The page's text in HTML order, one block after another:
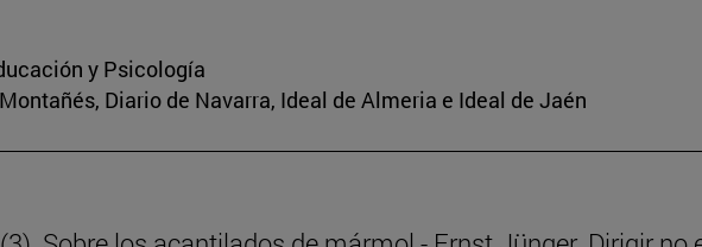
y Psicología
Diario de Navarra, Ideal de Almeria e Ideal de Jaén